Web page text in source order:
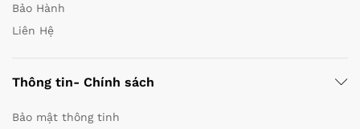
Bảo Hành
Liên Hệ
Thông tin- Chính sách
Bảo mật thông tinh